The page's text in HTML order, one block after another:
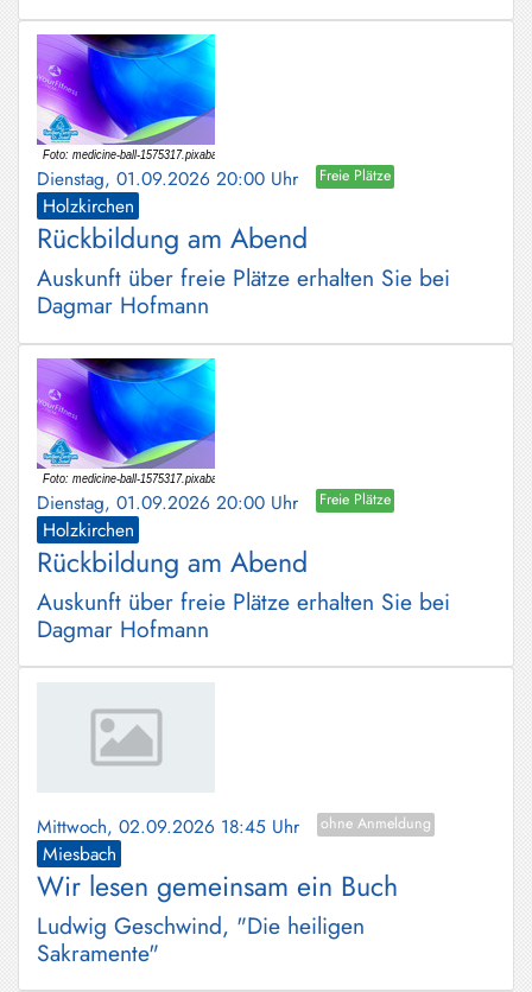
Dienstag, 01.09.2026 20:00 Uhr Freie Plätze
Holzkirchen
Rückbildung am Abend
Auskunft über freie Plätze erhalten Sie bei
Dagmar Hofmann
Dienstag, 01.09.2026 20:00 Uhr Freie Plätze
Holzkirchen
Rückbildung am Abend
Auskunft über freie Plätze erhalten Sie bei
Dagmar Hofmann
Mittwoch, 02.09.2026 18:45 Uhr ohne Anmeldung
Miesbach
Wir lesen gemeinsam ein Buch
Ludwig Geschwind, "Die heiligen
Sakramente"